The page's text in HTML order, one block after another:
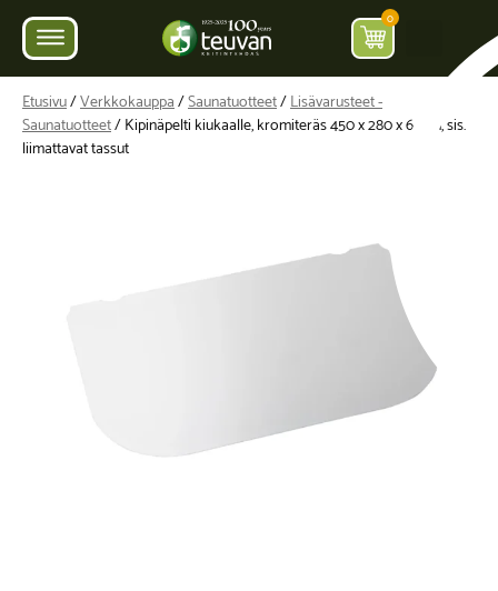
0
Etusivu/Verkkokauppa/Saunatuotteet/Lisävarusteet -
Saunatuotteet/ Kipinäpelti kiukaalle, kromiteräs 450 x 280 x 6 mm, sis.
liimattavat tassut